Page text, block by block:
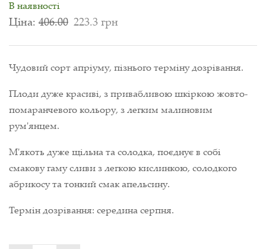
В наявності
Ціна: 406.00 223.3 грн
Чудовий сорт апріуму, пізнього терміну дозрівання.
Плоди дуже красиві, з привабливою шкіркою жовто-
помаранчевого кольору, з легким малиновим
рум'янцем.
М'якоть дуже щільна та солодка, поєднує в собі
смакову гаму сливи з легкою кислинкою, солодкого
абрикосу та тонкий смак апельсину.
Термін дозрівання: середина серпня.